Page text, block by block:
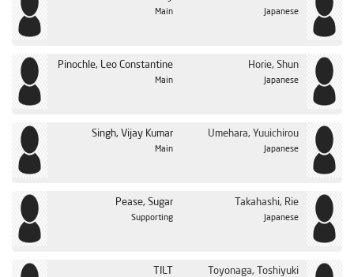
Main Japanese
Pinochle, Leo Constantine
Main
Horie, Shun
Japanese
Singh, Vijay Kumar
Main
Umehara, Yuuichirou
Japanese
Pease, Sugar
Supporting
Takahashi, Rie
Japanese
TILT Toyonaga, Toshiyuki